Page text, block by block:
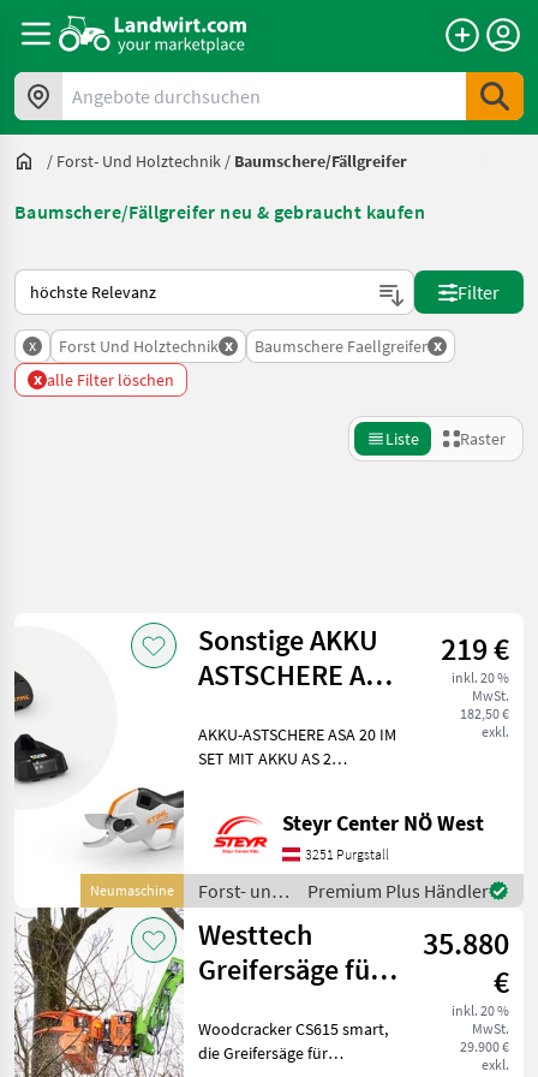
Angebote durchsuchen
/ Forst- Und Holztechnik / Baumschere/Fällgreifer
Baumschere/Fällgreifer neu & gebraucht kaufen
So wird auf Landwirt.com sortiert
Filter
x Forst Und Holztechnik x Baumschere Faellgreifer x
x alle Filter löschen
Liste Raster
Kategorie 3 Land Filter
PFAD
Forsttechnik
Forst Und
Holztechnik
Baumschere
Faellgreifer
KATEGORIE
WÄHLEN
Sonstige
28
Westtech
17
Ergebnisse
anzeigen
Neumaschine
Sonstige AKKU
ASTSCHERE ASA
(AL1+AS2)
219 €
inkl. 20 %
MwSt.
182,50 €
exkl.
AKKU-ASTSCHERE ASA 20 IM
SET MIT AKKU AS 2
UND KRÄFTESCHONEND
SCHNEIDEN Die Akku-
Astschere STIHL ASA 20
bietet Ihnen im
Steyr Center NÖ West
3251 Purgstall
Forst- und
Holztechnik
/ Sonstige
Premium Plus Händler
Westtech
Greifersäge für
35.880
€
inkl. 20 %
MwSt.
29.900 €
exkl.
Woodcracker CS615 smart,
die Greifersäge für